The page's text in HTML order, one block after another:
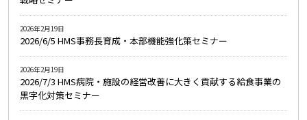
2026/6/5 HMS事務長育成・本部機能強化策セミナー
2026年2月19日
2026/7/3 HMS病院・施設の経営改善に大きく貢献する給食事業の
黒字化対策セミナー
2026年2月19日